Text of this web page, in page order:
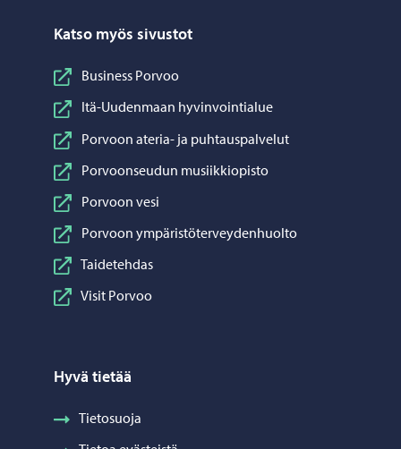
Katso myös sivustot
Business Porvoo
Itä-Uudenmaan hyvinvointialue
Porvoon ateria- ja puhtauspalvelut
Porvoonseudun musiikkiopisto
Porvoon vesi
Porvoon ympäristöterveydenhuolto
Taidetehdas
Visit Porvoo
Hyvä tietää
Tietosuoja